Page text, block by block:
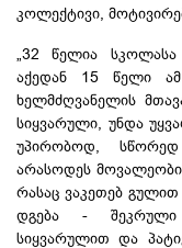
კოლექტივი,
„32 წელია სკოლასა
აქედან 15 წელი
ხელმძღვანელის
სიყვარული, უნდა
უპირობოდ,
არასოდეს
რასაც ვაკეთებ
დგება - შეკრული
სიყვარულით და